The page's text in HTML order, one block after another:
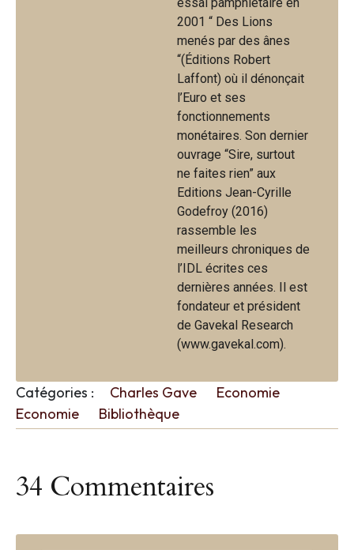
2001 “ Des Lions
menés par des ânes
“(Éditions Robert
Laffont) où il dénonçait
l’Euro et ses
fonctionnements
monétaires. Son dernier
ouvrage “Sire, surtout
ne faites rien” aux
Editions Jean-Cyrille
Godefroy (2016)
rassemble les
meilleurs chroniques de
l’IDL écrites ces
dernières années. Il est
fondateur et président
de Gavekal Research
(www.gavekal.com).
Catégories : Charles Gave
Economie
Economie
Bibliothèque
34 Commentaires